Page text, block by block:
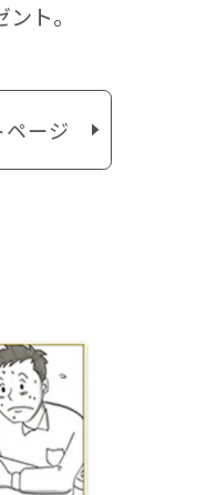
ト。
ージ